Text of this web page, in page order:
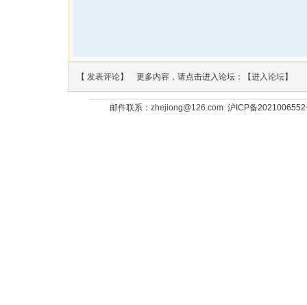
【 发表评论】 更多内容，请点击进入论坛：【进入论坛】
邮件联系： zhejiong@126.com沪ICP备